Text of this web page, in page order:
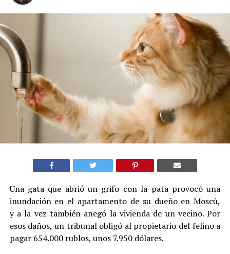
Una gata que abrió un grifo con la pata provocó una
inundación en el apartamento de su dueño en Moscú,
y a la vez también anegó la vivienda de un vecino. Por
esos daños, un tribunal obligó al propietario del felino a
pagar 654.000 rublos, unos 7.950 dólares.